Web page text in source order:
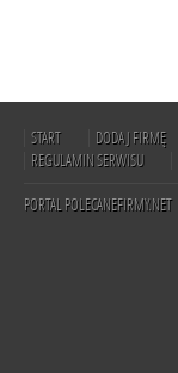
START DODAJ FIRMĘ
REGULAMIN SERWISU
PORTAL POLECANEFIRMY.NET